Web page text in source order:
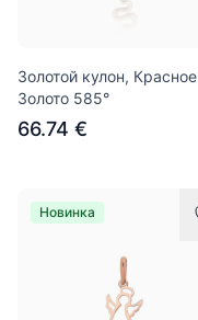
Золотой кулон, Красное
Золото 585°
66.74 €
Новинка